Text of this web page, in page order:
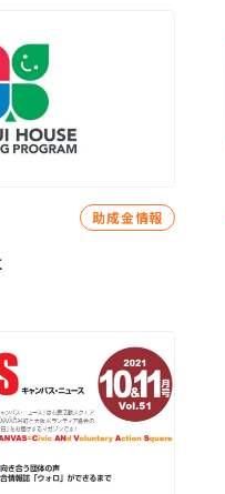
助成金情報